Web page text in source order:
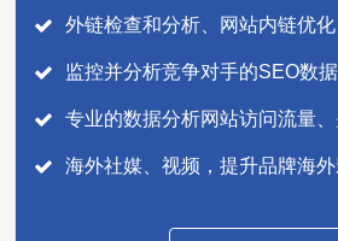
外链检查和分析、网站内链优化
监控并分析竞争对手的SEO数据
专业的数据分析网站访问流量
海外社媒、视频，提升品牌海外